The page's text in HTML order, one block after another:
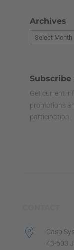
Archives
Get current
promotions
participation.
Casp
43-603